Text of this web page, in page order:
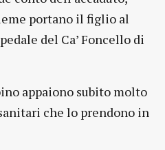
portano il figlio al
del Ca’ Foncello di
appaiono subito molto
che lo prendono in